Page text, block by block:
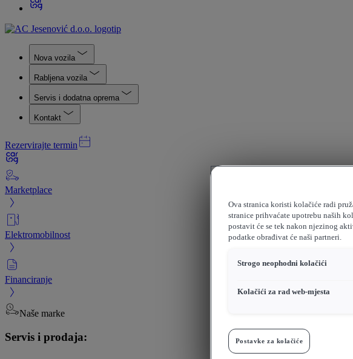
Nova vozila
Rabljena vozila
Servis i dodatna oprema
Kontakt
Rezervirajte termin
Marketplace
Elektromobilnost
Financiranje
Naše marke
Servis i prodaja:
Ova stranica koristi kolačiće radi
stranice prihvaćate upotrebu naših
postavit će se tek nakon njezinog
podatke obrađivat će naši partneri.
Strogo neophodni kolačići
Kolačići za rad web-mjesta
Postavke za kolačiće